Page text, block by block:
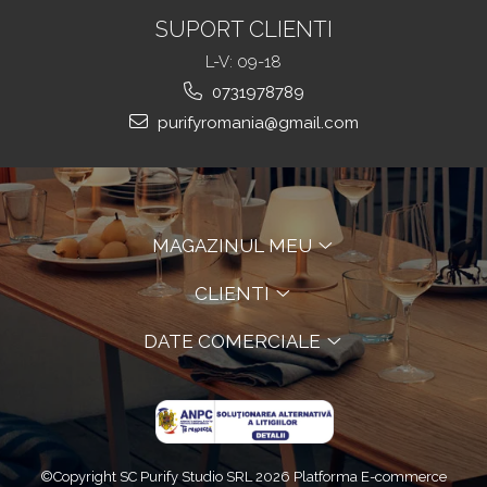
SUPORT CLIENTI
L-V: 09-18
0731978789
purifyromania@gmail.com
MAGAZINUL MEU
CLIENTI
DATE COMERCIALE
©Copyright SC Purify Studio SRL 2026 Platforma E-commerce